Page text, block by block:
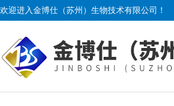
欢迎进入金博仕（苏州）生物技术有限公司！